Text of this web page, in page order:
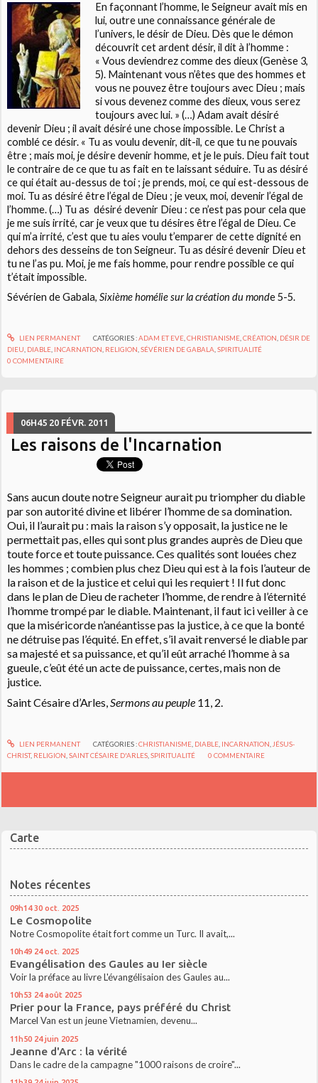
Carte
Notes récentes
09h14 30 oct. 2025
Le Cosmopolite
Notre Cosmopolite était fort comme un Turc. Il avait,...
10h49 24 oct. 2025
Evangélisation des Gaules au Ier siècle
Voir la préface au livre L'évangélisaion des Gaules au...
10h53 24 août 2025
Prier pour la France, pays préféré du Christ
Marcel Van est un jeune Vietnamien, devenu...
11h50 24 juin 2025
Jeanne d'Arc : la vérité
Dans le cadre de la campagne "1000 raisons de croire"...
En façonnant l’homme, le Seigneur avait mis en
lui, outre une connaissance générale de
l’univers, le désir de Dieu. Dès que le démon
découvrit cet ardent désir, il dit à l’homme :
« Vous deviendrez comme des dieux (Genèse 3,
5). Maintenant vous n’êtes que des hommes et
vous ne pouvez être toujours avec Dieu ; mais
si vous devenez comme des dieux, vous serez
toujours avec lui. » (…) Adam avait désiré
devenir Dieu ; il avait désiré une chose impossible. Le Christ a
comblé ce désir. « Tu as voulu devenir, dit-il, ce que tu ne pouvais
être ; mais moi, je désire devenir homme, et je le puis. Dieu fait tout
le contraire de ce que tu as fait en te laissant séduire. Tu as désiré
ce qui était au-dessus de toi ; je prends, moi, ce qui est-dessous de
moi. Tu as désiré être l’égal de Dieu ; je veux, moi, devenir l’égal de
l’homme. (…) Tu as désiré devenir Dieu : ce n’est pas pour cela que
je me suis irrité, car je veux que tu désires être l’égal de Dieu. Ce
qui m’a irrité, c’est que tu aies voulu t’emparer de cette dignité en
dehors des desseins de ton Seigneur. Tu as désiré devenir Dieu et
tu ne l’as pu. Moi, je me fais homme, pour rendre possible ce qui
t’était impossible.
Sévérien de Gabala,Sixième homélie sur la création du monde 5-5.
LIEN PERMANENT CATÉGORIES :ADAM ET EVE, CHRISTIANISME, CRÉATION DÉSIR DE
DIEU DIABLE INCARNATION RELIGION ,SÉVÉRIEN DE GABALA ,SPIRITUALITÉ
0 COMMENTAIRE
06H45 20 FÉVR. 2011
Les raisons de l'Incarnation
Sans aucun doute notre Seigneur aurait pu triompher du diable
par son autorité divine et libérer l’homme de sa domination.
Oui, il l’aurait pu : mais la raison s’y opposait, la justice ne le
permettait pas, elles qui sont plus grandes auprès de Dieu que
toute force et toute puissance. Ces qualités sont louées chez
les hommes ; combien plus chez Dieu qui est à la fois l’auteur de
la raison et de la justice et celui qui les requiert ! Il fut donc
dans le plan de Dieu de racheter l’homme, de rendre à l’éternité
l’homme trompé par le diable. Maintenant, il faut ici veiller à ce
que la miséricorde n’anéantisse pas la justice, à ce que la bonté
ne détruise pas l’équité. En effet, s’il avait renversé le diable par
sa majesté et sa puissance, et qu’il eût arraché l’homme à sa
gueule, c’eût été un acte de puissance, certes, mais non de
justice.
Saint Césaire d’Arles, Sermons au peuple 11, 2.
LIEN PERMANENT CATÉGORIES :CHRISTIANISME, DIABLE, INCARNATION JÉSUS-
CHRIST, RELIGION ,SAINT CÉSAIRE D'ARLES ,SPIRITUALITÉ 0 COMMENTAIRE